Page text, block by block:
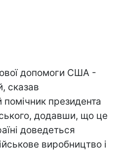
допомоги США -
сказав
президента
додавши, що це
доведеться
виробництво і